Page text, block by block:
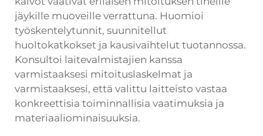
jäykille muoveille verrattuna. Huomioi
työskentelytunnit, suunnitellut
huoltokatkokset ja kausivaihtelut tuotannossa.
Konsultoi laitevalmistajien kanssa
varmistaaksesi mitoituslaskelmat ja
varmistaaksesi, että valittu laitteisto vastaa
konkreettisia toiminnallisia vaatimuksia ja
materiaaliominaisuuksia.